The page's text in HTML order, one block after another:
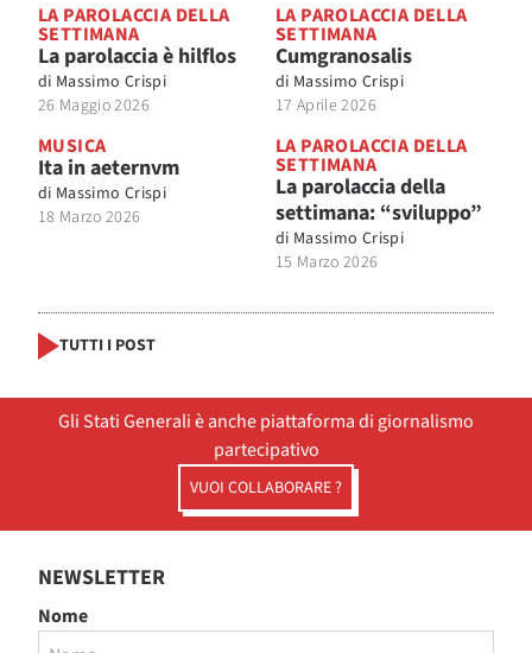
LA PAROLACCIA DELLA
SETTIMANA
La parolaccia è hilflos
di Massimo Crispi
26 Maggio 2026
LA PAROLACCIA DELLA
SETTIMANA
Cumgranosalis
di Massimo Crispi
17 Aprile 2026
MUSICA
Ita in aeternvm
di Massimo Crispi
18 Marzo 2026
LA PAROLACCIA DELLA
SETTIMANA
La parolaccia della
settimana: “sviluppo”
di Massimo Crispi
15 Marzo 2026
TUTTI I POST
Gli Stati Generali è anche piattaforma di giornalismo
partecipativo
VUOI COLLABORARE ?
NEWSLETTER
Nome